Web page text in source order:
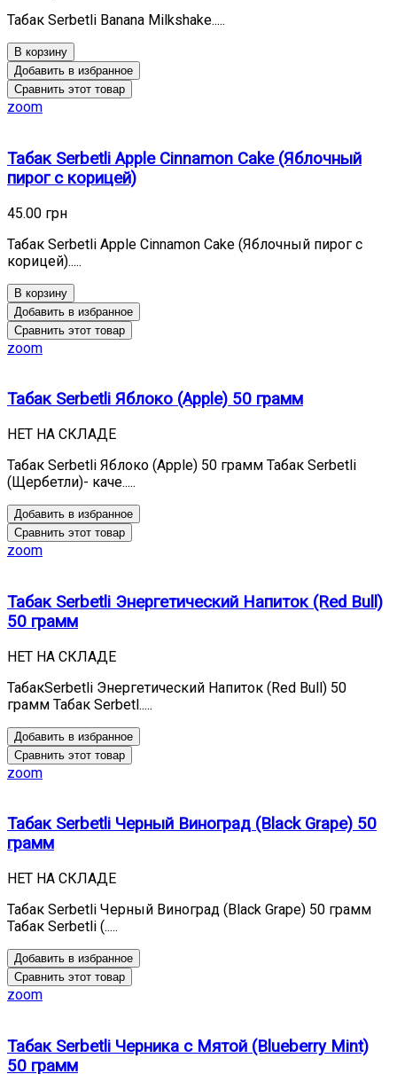
Табак Serbetli Banana Milkshake.....
В корзину
Добавить в избранное
Сравнить этот товар
zoom
Табак Serbetli Apple Cinnamon Cake (Яблочный
пирог с корицей)
45.00 грн
Табак Serbetli Apple Cinnamon Cake (Яблочный пирог с
корицей).....
В корзину
Добавить в избранное
Сравнить этот товар
zoom
Табак Serbetli Яблоко (Apple) 50 грамм
НЕТ НА СКЛАДЕ
Табак Serbetli Яблоко (Apple) 50 грамм Табак Serbetli
(Щербетли)- каче.....
Добавить в избранное
Сравнить этот товар
zoom
Табак Serbetli Энергетический Напиток (Red Bull)
50 грамм
НЕТ НА СКЛАДЕ
ТабакSerbetli Энергетический Напиток (Red Bull) 50
грамм Табак Serbetl.....
Добавить в избранное
Сравнить этот товар
zoom
Табак Serbetli Черный Виноград (Black Grape) 50
грамм
НЕТ НА СКЛАДЕ
Табак Serbetli Черный Виноград (Black Grape) 50 грамм
Табак Serbetli (.....
Добавить в избранное
Сравнить этот товар
zoom
Табак Serbetli Черника с Мятой (Blueberry Mint)
50 грамм